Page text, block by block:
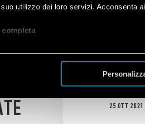
utilizzo dei loro servizi. Acconsenta
completa
25 OTT 2021